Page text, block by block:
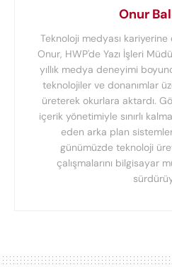
Onur
Teknoloji medyası
Onur, HWP'de Yazı İşleri
yıllık medya deneyimi
teknolojiler ve donanımlar
üreterek okurlara aktardı.
içerik yönetimiyle sınırlı
eden arka plan
günümüzde teknoloji
çalışmalarını bilgisayar